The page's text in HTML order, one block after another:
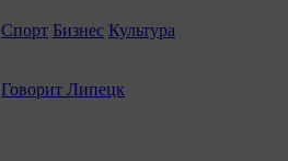
Спорт Бизнес Культура
Говорит Липецк